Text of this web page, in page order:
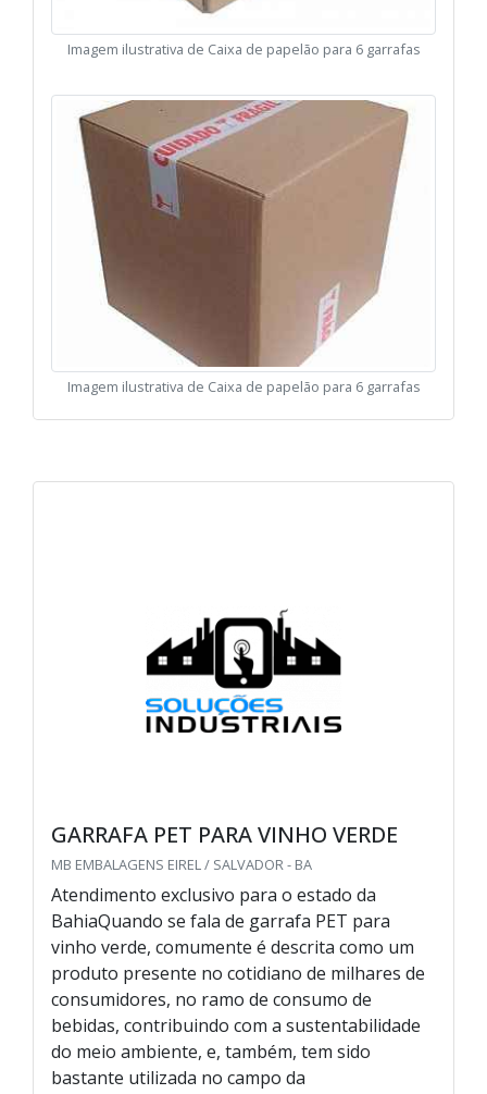
Imagem ilustrativa de Caixa de papelão para 6 garrafas
Imagem ilustrativa de Caixa de papelão para 6 garrafas
GARRAFA PET PARA VINHO VERDE
MB EMBALAGENS EIREL / SALVADOR - BA
Atendimento exclusivo para o estado da
BahiaQuando se fala de garrafa PET para
vinho verde, comumente é descrita como um
produto presente no cotidiano de milhares de
consumidores, no ramo de consumo de
bebidas, contribuindo com a sustentabilidade
do meio ambiente, e, também, tem sido
bastante utilizada no campo da